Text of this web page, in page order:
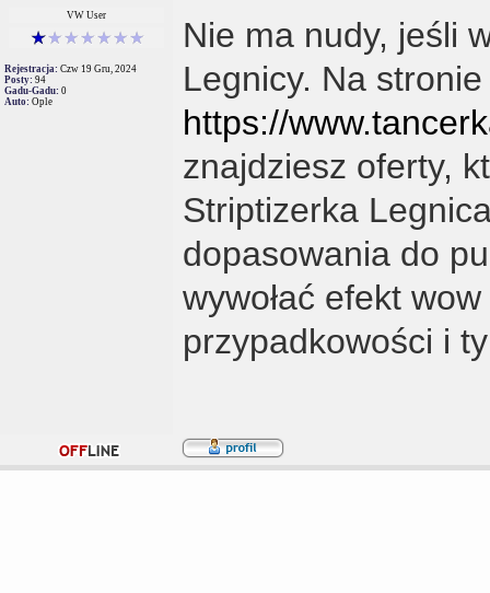
VW User
Rejestracja: Czw 19 Gru, 2024
Posty: 94
Gadu-Gadu: 0
Auto: Ople
Nie ma nudy, jeśli
Legnicy. Na stronie
https://
znajdziesz oferty,
Striptizerka
dopasowania do
wywołać efekt
przypadkowości i